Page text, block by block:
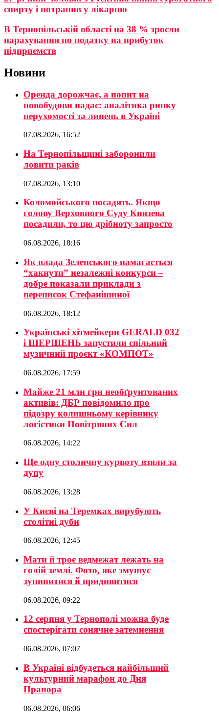
спирту і потрапив у лікарню
В Тернопільській області на 38 % зросли
нарахування по податку на прибуток
підприємств
Новини
Оренда дорожчає, а попит на
новобудови падає: аналітика ринку
нерухомості за липень в Україні
07.08.2026, 16:52
На Тернопільщині заборонили
ловити раків
07.08.2026, 13:10
Коломойського посадять. Якщо
голову Верховного Суду Князева
посадили, то цю дрібноту запросто
06.08.2026, 18:16
Як влада Зеленського намагається
“хакнути” незалежні конкурси –
добре показали приклади з
переписок Стефанішиної
06.08.2026, 18:12
Українські хітмейкери GERALD 032
і ШЕРШЕНЬ запустили спільний
музичний проєкт «КОМПОТ»
06.08.2026, 17:59
Майже 21 млн грн необґрунтованих
активів: ДБР повідомило про
підозру колишньому керівнику
логістики Повітряних Сил
06.08.2026, 14:22
Ще одну столичну курвоту взяли за
дупу
06.08.2026, 13:28
У Києві на Теремках вирубують
столітні дуби
06.08.2026, 12:45
Мати й троє ведмежат лежать на
голій землі. Фото, яке змушує
зупинитися й придивитися
06.08.2026, 09:22
12 серпня у Тернополі можна буде
спостерігати сонячне затемнення
06.08.2026, 07:07
В Україні відбудеться найбільший
культурний марафон до Дня
Прапора
06.08.2026, 06:06